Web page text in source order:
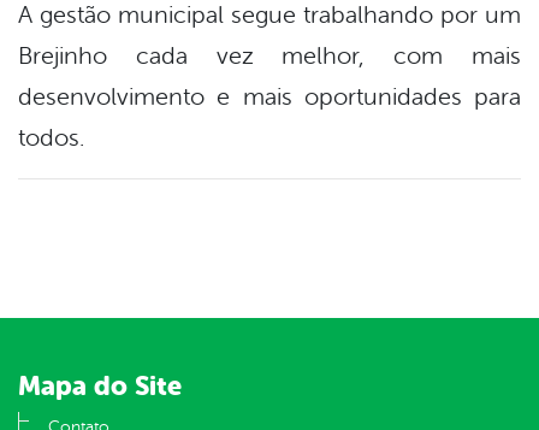
A gestão municipal segue trabalhando por um
Brejinho cada vez melhor, com mais
desenvolvimento e mais oportunidades para
todos.
Mapa do Site